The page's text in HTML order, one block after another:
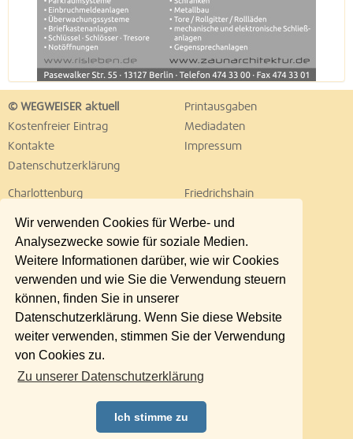
Wir verwenden Cookies für Werbe- und
Analysezwecke sowie für soziale Medien.
Weitere Informationen darüber, wie wir Cookies
verwenden und wie Sie die Verwendung steuern
können, finden Sie in unserer
Datenschutzerklärung. Wenn Sie diese Website
weiter verwenden, stimmen Sie der Verwendung
von Cookies zu.
Zu unserer Datenschutzerklärung
Ich stimme zu
© WEGWEISER aktuell
Printausgaben
Kostenfreier Eintrag
Mediadaten
Kontakte
Impressum
Datenschutzerklärung
Charlottenburg
Friedrichshain
Lichtenberg
Marzahn
Neukölln
Pankow
Reinickendorf
Schöneberg
Spandau
Steglitz
Tempelhof
Treptow
Umland Ost